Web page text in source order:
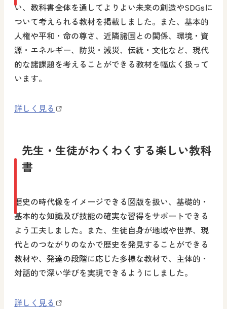
い、教科書全体を通してよりよい未来の創造やSDGsに
ついて考えられる教材を掲載しました。また、基本的
人権や平和・命の尊さ、近隣諸国との関係、環境・資
源・エネルギー、防災・減災、伝統・文化など、現代
的な諸課題を考えることができる教材を幅広く扱って
います。
詳しく見る
先生・生徒がわくわくする楽しい教科
書
歴史の時代像をイメージできる図版を扱い、基礎的・
基本的な知識及び技能の確実な習得をサポートできる
よう工夫しました。また、生徒自身が地域や世界、現
代とのつながりのなかで歴史を発見することができる
教材や、発達の段階に応じた多様な教材で、主体的・
対話的で深い学びを実現できるようにしました。
詳しく見る